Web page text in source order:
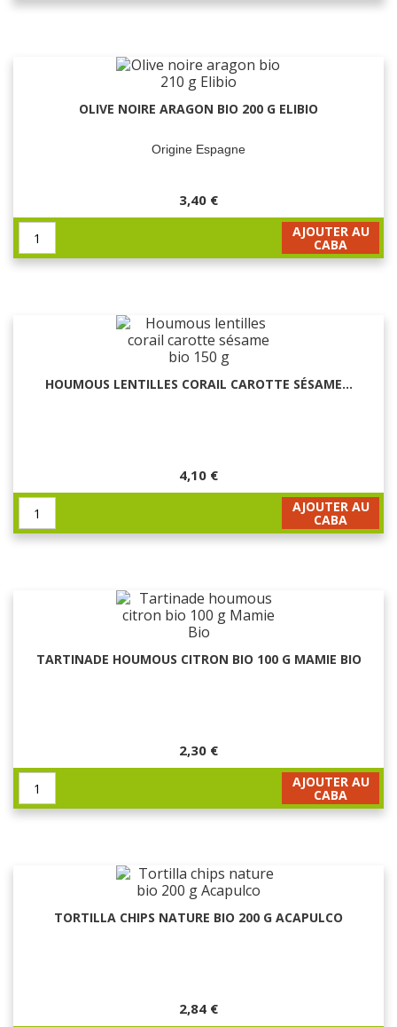
OLIVE NOIRE ARAGON BIO 200 G ELIBIO
Origine Espagne
3,40 €
AJOUTER AU
CABA
HOUMOUS LENTILLES CORAIL CAROTTE SÉSAME...
4,10 €
AJOUTER AU
CABA
TARTINADE HOUMOUS CITRON BIO 100 G MAMIE BIO
2,30 €
AJOUTER AU
CABA
TORTILLA CHIPS NATURE BIO 200 G ACAPULCO
2,84 €